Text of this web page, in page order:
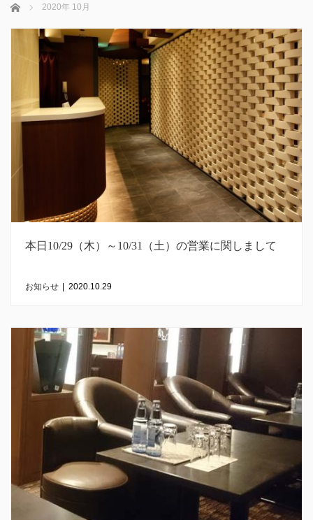
ホーム 2020年 10月
本日10/29（木）～10/31（土）の営業に関しまして
お知らせ | 2020.10.29